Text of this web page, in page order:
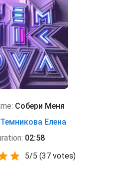
Собери Меня
Темникова Елена
02:58
5/5 (37 votes)